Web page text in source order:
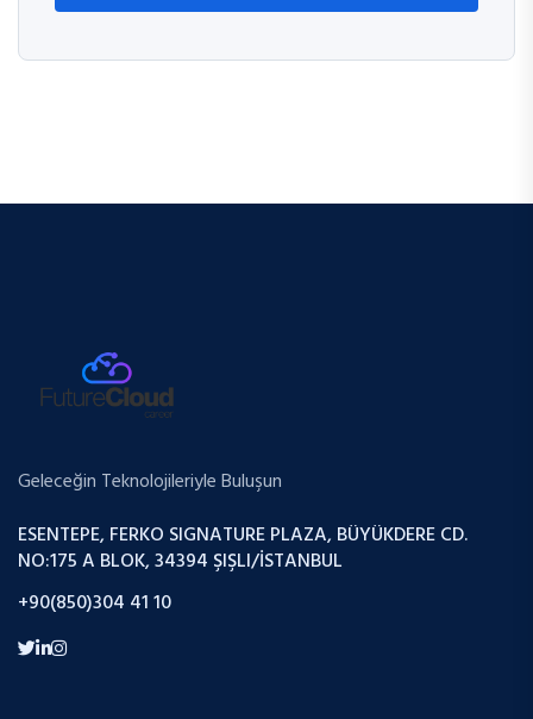
Geleceğin Teknolojileriyle Buluşun
ESENTEPE, FERKO SIGNATURE PLAZA, BÜYÜKDERE CD.
NO:175 A BLOK, 34394 ŞIŞLI/İSTANBUL
+90(850)304 41 10